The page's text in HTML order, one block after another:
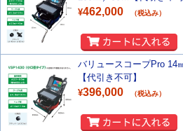
¥462,000 （税込み）
バリュースコープPro 14
【代引き不可】
¥396,000 （税込み）